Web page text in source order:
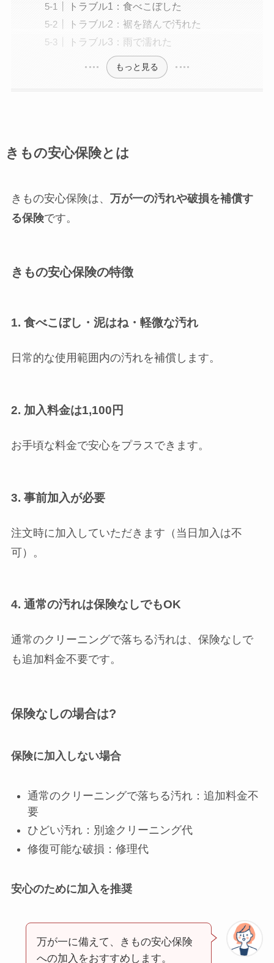
トラブル1：食べこぼした
トラブル2：裾を踏んで汚れた
トラブル3：雨で濡れた
もっと見る
きもの安心保険とは
きもの安心保険は、 万が一の汚れや破損を補償す
る保険です。
きもの安心保険の特徴
1. 食べこぼし・泥はね・軽微な汚れ
日常的な使用範囲内の汚れを補償します。
2. 加入料金は1,100円
お手頃な料金で安心をプラスできます。
3. 事前加入が必要
注文時に加入していただきます（当日加入は不
可）。
4. 通常の汚れは保険なしでもOK
通常のクリーニングで落ちる汚れは、保険なしで
も追加料金不要です。
保険なしの場合は?
保険に加入しない場合
通常のクリーニングで落ちる汚れ：追加料金不
要
ひどい汚れ：別途クリーニング代
修復可能な破損：修理代
安心のために加入を推奨
万が一に備えて、きもの安心保険
への加入をおすすめします。